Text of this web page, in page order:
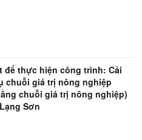
để thực hiện công trình: Cải
chuỗi giá trị nông nghiệp
chuỗi giá trị nông nghiệp)
Sơn